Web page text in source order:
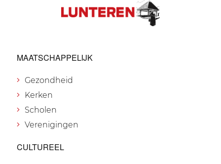
MAATSCHAPPELIJK
Gezondheid
Kerken
Scholen
Verenigingen
CULTUREEL